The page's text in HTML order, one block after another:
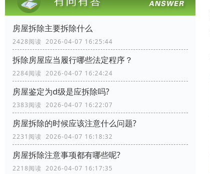
房屋拆除主要拆除什么
2428阅读 2026-04-07 16:25:44
拆除房屋应当履行哪些法定程序？
2284阅读 2026-04-07 16:24:24
房屋鉴定为d级是应拆除吗?
2383阅读 2026-04-07 16:22:07
房屋拆除的时候应该注意什么问题?
2231阅读 2026-04-07 16:18:32
房屋拆除注意事项都有哪些呢?
2218阅读 2026-04-07 16:17:35